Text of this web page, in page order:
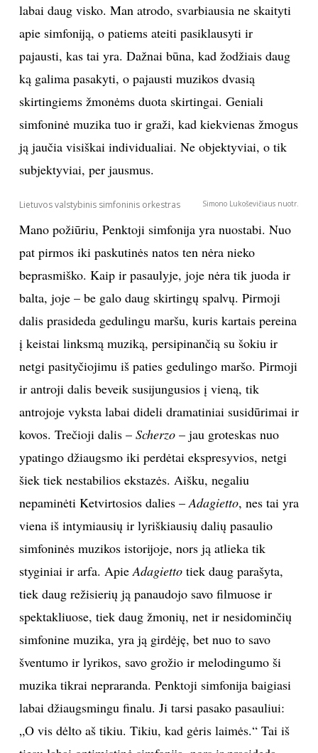
NELAIMĖS
KONTAKTAI
PRIVATUMO POLITIKA
Sekite mus:
PRENUMERUOK
NAUJIENLAIŠKĮ
Jūs sutinkate su
taisyklėmis
labai daug visko. Man atrodo, svarbiausia ne skaityti
apie simfoniją, o patiems ateiti pasiklausyti ir
pajausti, kas tai yra. Dažnai būna, kad žodžiais daug
ką galima pasakyti, o pajausti muzikos dvasią
skirtingiems žmonėms duota skirtingai. Geniali
simfoninė muzika tuo ir graži, kad kiekvienas žmogus
ją jaučia visiškai individualiai. Ne objektyviai, o tik
subjektyviai, per jausmus.
Lietuvos valstybinis simfoninis orkestras Simono Lukoševičiaus nuotr.
Mano požiūriu, Penktoji simfonija yra nuostabi. Nuo
pat pirmos iki paskutinės natos ten nėra nieko
beprasmiško. Kaip ir pasaulyje, joje nėra tik juoda ir
balta, joje – be galo daug skirtingų spalvų. Pirmoji
dalis prasideda gedulingu maršu, kuris kartais pereina
į keistai linksmą muziką, persipinančią su šokiu ir
netgi pasityčiojimu iš paties gedulingo maršo. Pirmoji
ir antroji dalis beveik susijungusios į vieną, tik
antrojoje vyksta labai dideli dramatiniai susidūrimai ir
kovos. Trečioji dalis – Scherzo– jau groteskas nuo
ypatingo džiaugsmo iki perdėtai ekspresyvios, netgi
šiek tiek nestabilios ekstazės. Aišku, negaliu
nepaminėti Ketvirtosios dalies –Adagietto, nes tai yra
viena iš intymiausių ir lyriškiausių dalių pasaulio
simfoninės muzikos istorijoje, nors ją atlieka tik
styginiai ir arfa. ApieAdagietto tiek daug parašyta,
tiek daug režisierių ją panaudojo savo filmuose ir
spektakliuose, tiek daug žmonių, net ir nesidominčių
simfonine muzika, yra ją girdėję, bet nuo to savo
šventumo ir lyrikos, savo grožio ir melodingumo ši
muzika tikrai nepraranda. Penktoji simfonija baigiasi
labai džiaugsmingu finalu. Ji tarsi pasako pasauliui:
„O vis dėlto aš tikiu. Tikiu, kad gėris laimės.“ Tai iš